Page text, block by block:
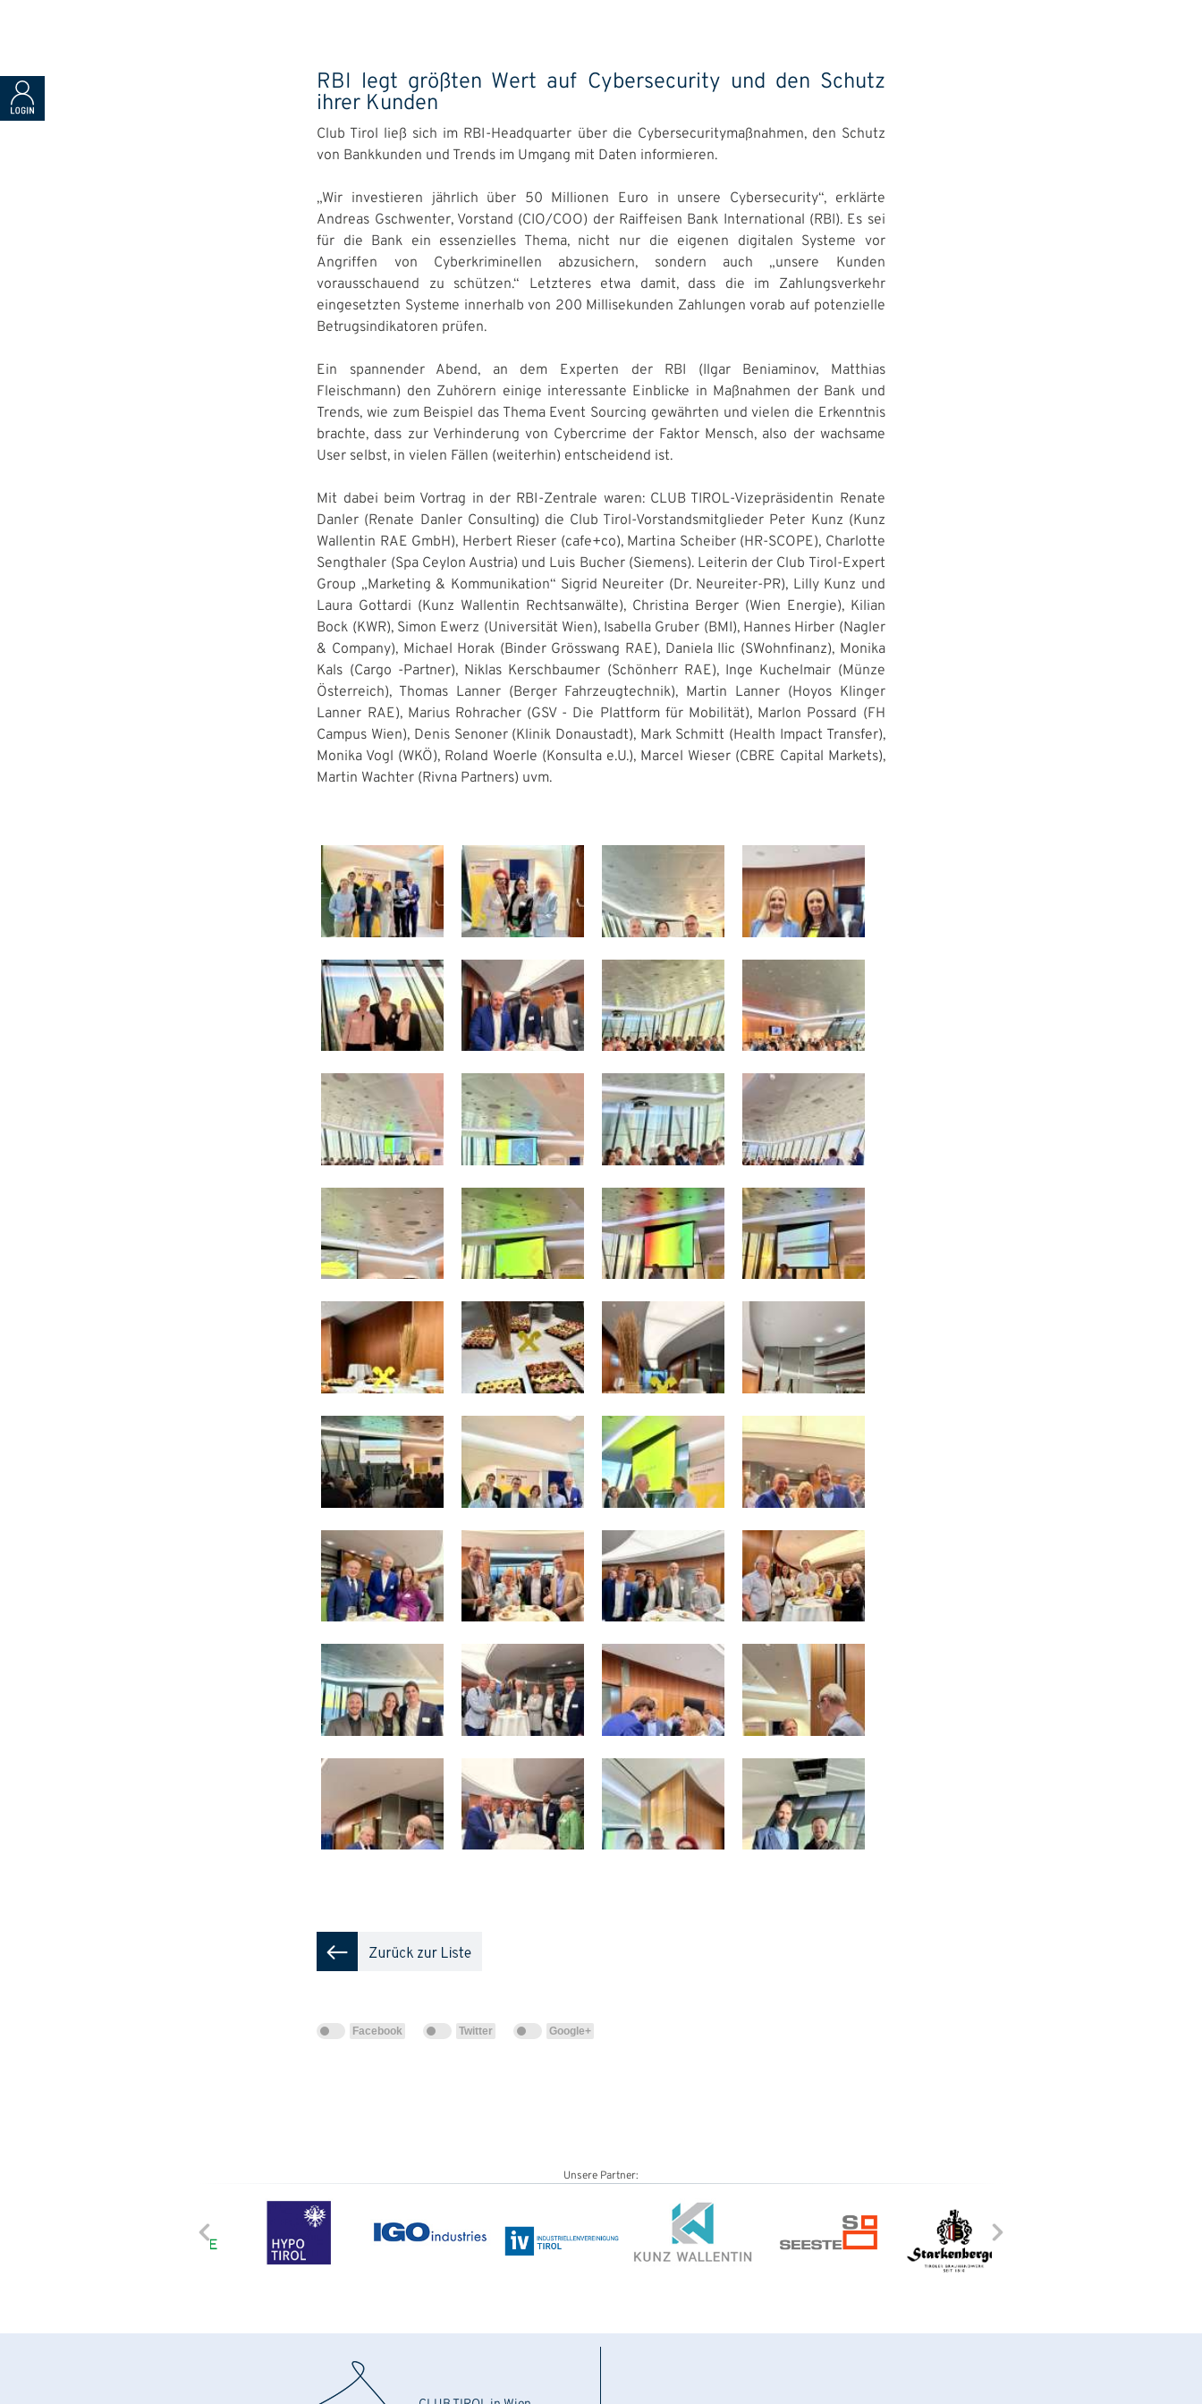
RBI legt größten Wert auf Cybersecurity und den Schutz
ihrer Kunden
Club Tirol ließ sich im RBI-Headquarter über die Cybersecuritymaßnahmen, den Schutz
von Bankkunden und Trends im Umgang mit Daten informieren.
„Wir investieren jährlich über 50 Millionen Euro in unsere Cybersecurity“, erklärte
Andreas Gschwenter, Vorstand (CIO/COO) der Raiffeisen Bank International (RBI). Es sei
für die Bank ein essenzielles Thema, nicht nur die eigenen digitalen Systeme vor
Angriffen von Cyberkriminellen abzusichern, sondern auch „unsere Kunden
vorausschauend zu schützen.“ Letzteres etwa damit, dass die im Zahlungsverkehr
eingesetzten Systeme innerhalb von 200 Millisekunden Zahlungen vorab auf potenzielle
Betrugsindikatoren prüfen.
Ein spannender Abend, an dem Experten der RBI (Ilgar Beniaminov, Matthias
Fleischmann) den Zuhörern einige interessante Einblicke in Maßnahmen der Bank und
Trends, wie zum Beispiel das Thema Event Sourcing gewährten und vielen die Erkenntnis
brachte, dass zur Verhinderung von Cybercrime der Faktor Mensch, also der wachsame
User selbst, in vielen Fällen (weiterhin) entscheidend ist.
Mit dabei beim Vortrag in der RBI-Zentrale waren: CLUB TIROL-Vizepräsidentin Renate
Danler (Renate Danler Consulting) die Club Tirol-Vorstandsmitglieder Peter Kunz (Kunz
Wallentin RAE GmbH), Herbert Rieser (cafe+co), Martina Scheiber (HR-SCOPE), Charlotte
Sengthaler (Spa Ceylon Austria) und Luis Bucher (Siemens). Leiterin der Club Tirol-Expert
Group „Marketing & Kommunikation“ Sigrid Neureiter (Dr. Neureiter-PR), Lilly Kunz und
Laura Gottardi (Kunz Wallentin Rechtsanwälte), Christina Berger (Wien Energie), Kilian
Bock (KWR), Simon Ewerz (Universität Wien), Isabella Gruber (BMI), Hannes Hirber (Nagler
& Company), Michael Horak (Binder Grösswang RAE), Daniela Ilic (SWohnfinanz), Monika
Kals (Cargo -Partner), Niklas Kerschbaumer (Schönherr RAE), Inge Kuchelmair (Münze
Österreich), Thomas Lanner (Berger Fahrzeugtechnik), Martin Lanner (Hoyos Klinger
Lanner RAE), Marius Rohracher (GSV - Die Plattform für Mobilität), Marlon Possard (FH
Campus Wien), Denis Senoner (Klinik Donaustadt), Mark Schmitt (Health Impact Transfer),
Monika Vogl (WKÖ), Roland Woerle (Konsulta e.U.), Marcel Wieser (CBRE Capital Markets),
Martin Wachter (Rivna Partners) uvm.
Facebook Twitter Google+
Unsere Partner: